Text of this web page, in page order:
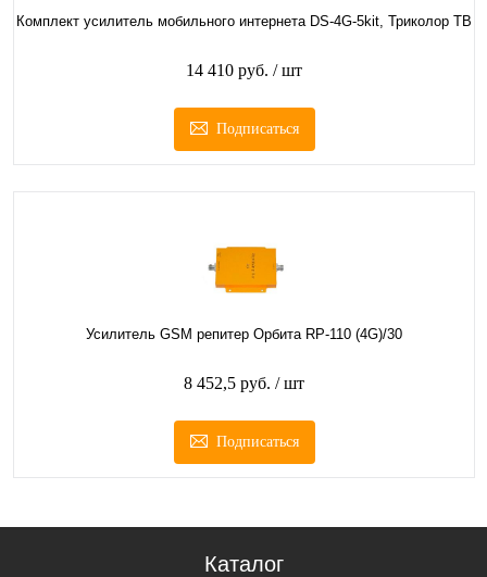
Комплект усилитель мобильного интернета DS-4G-5kit, Триколор ТВ
14 410 руб. / шт
Подписаться
Усилитель GSM репитер Орбита RP-110 (4G)/30
8 452,5 руб. / шт
Подписаться
Каталог